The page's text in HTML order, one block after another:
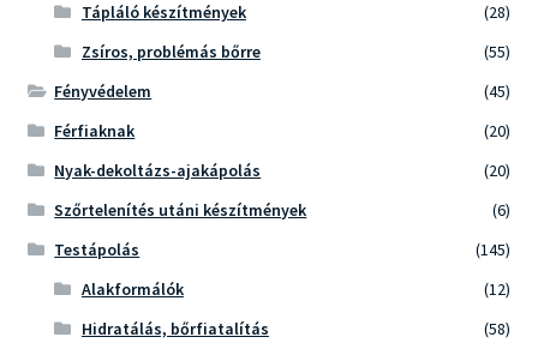
Tápláló készítmények
(28)
Zsíros, problémás bőrre
(55)
Fényvédelem
(45)
Férfiaknak
(20)
Nyak-dekoltázs-ajakápolás
(20)
Szőrtelenítés utáni készítmények
(6)
Testápolás
(145)
Alakformálók
(12)
Hidratálás, bőrfiatalítás
(58)